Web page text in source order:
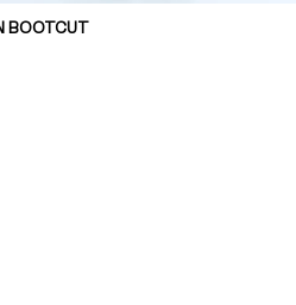
BOOTCUT